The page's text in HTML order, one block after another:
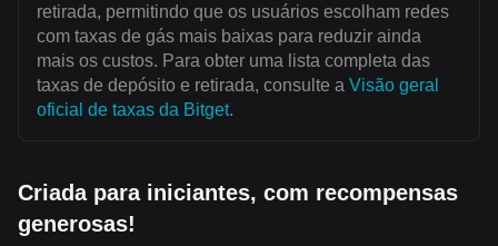
retirada, permitindo que os usuários escolham redes
com taxas de gás mais baixas para reduzir ainda
mais os custos. Para obter uma lista completa das
taxas de depósito e retirada, consulte a Visão geral
oficial de taxas da Bitget.
Criada para iniciantes, com recompensas
generosas!